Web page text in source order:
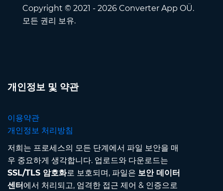
Copyright © 2021 - 2026 Converter App OÜ.
모든 권리 보유.
개인정보 및 약관
이용약관
개인정보 처리방침
저희는 프로세스의 모든 단계에서 파일 보안을 매
우 중요하게 생각합니다. 업로드와 다운로드는
SSL/TLS 암호화로 보호되며, 파일은 보안 데이터
센터 에서 처리되고, 엄격한 접근 제어 & 인증으로